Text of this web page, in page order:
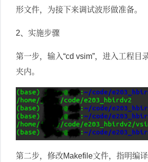
形文件，为接下来调试波形做准备。
2、实施步骤
第一步，输入“cd vsim”，进入工程目
夹内。
第二步，修改Makefile文件，指明编